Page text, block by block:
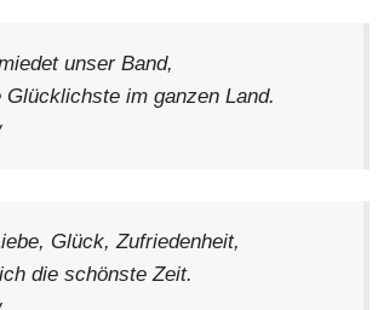
unser Band,
im ganzen Land.
Glück, Zufriedenheit,
die schönste Zeit.